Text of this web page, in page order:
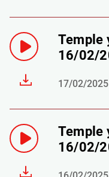
Temple
16/02/
17/02/2025
Temple
16/02/